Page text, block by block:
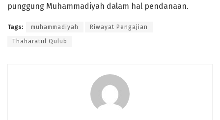
punggung Muhammadiyah dalam hal pendanaan.
Tags: muhammadiyah Riwayat Pengajian
Thaharatul Qulub